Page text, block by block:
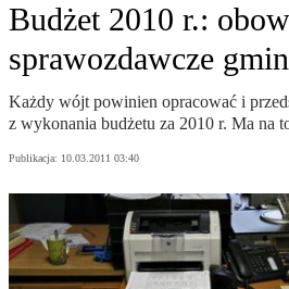
Budżet 2010 r.:
sprawozdawcze gmin
Każdy wójt powinien opracować i
z wykonania budżetu za 2010 r. Ma na
Publikacja: 10.03.2011 03:40